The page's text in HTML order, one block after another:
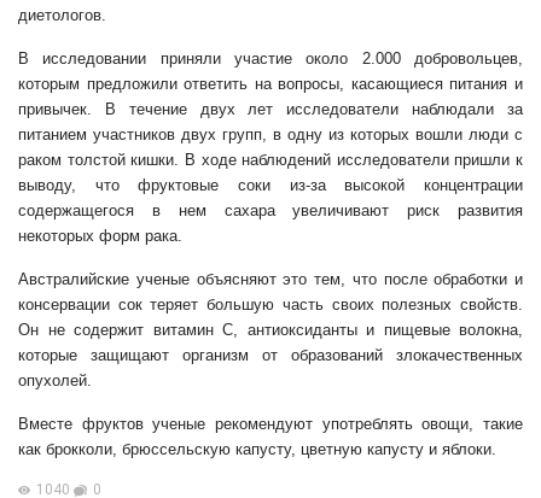
диетологов.
В исследовании приняли участие около 2.000 добровольцев,
которым предложили ответить на вопросы, касающиеся питания и
привычек. В течение двух лет исследователи наблюдали за
питанием участников двух групп, в одну из которых вошли люди с
раком толстой кишки. В ходе наблюдений исследователи пришли к
выводу, что фруктовые соки из-за высокой концентрации
содержащегося в нем сахара увеличивают риск развития
некоторых форм рака.
Австралийские ученые объясняют это тем, что после обработки и
консервации сок теряет большую часть своих полезных свойств.
Он не содержит витамин С, антиоксиданты и пищевые волокна,
которые защищают организм от образований злокачественных
опухолей.
Вместе фруктов ученые рекомендуют употреблять овощи, такие
как брокколи, брюссельскую капусту, цветную капусту и яблоки.
1040 0